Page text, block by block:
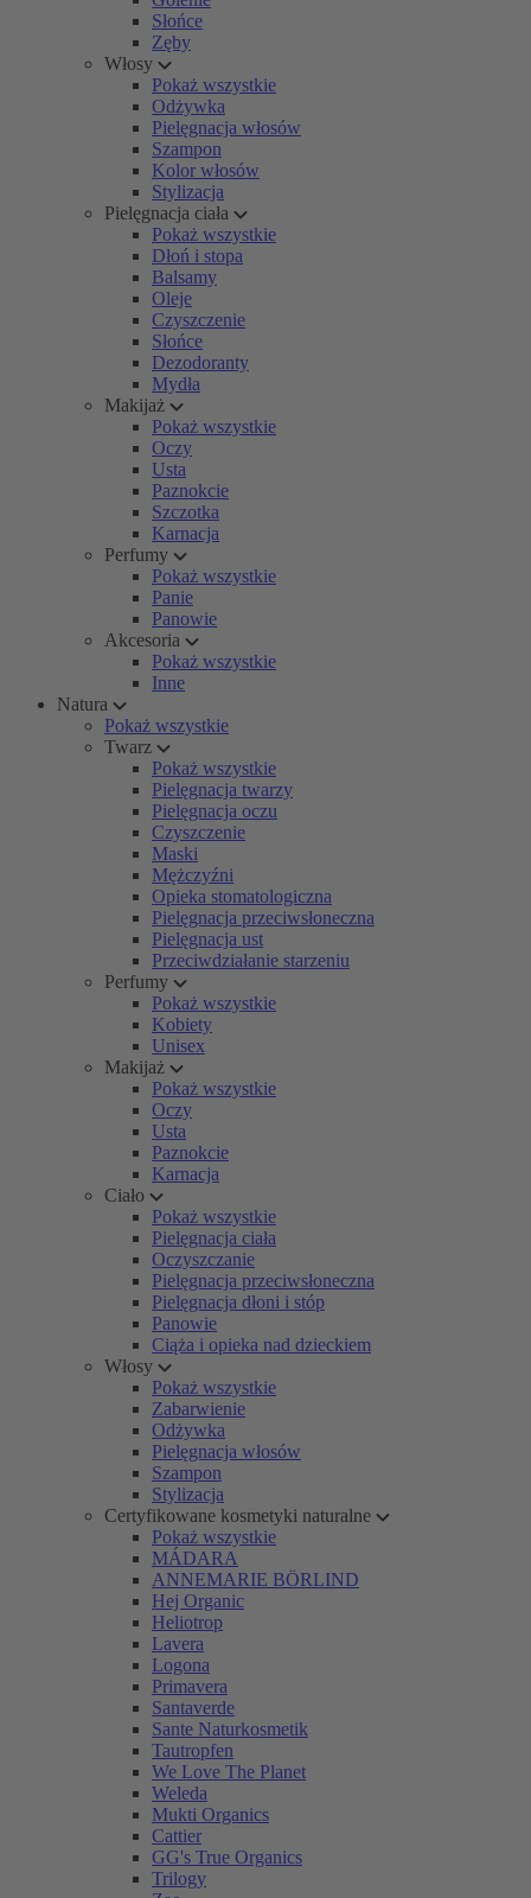
Słońce
Zęby
Włosy
Pokaż wszystkie
Odżywka
Pielęgnacja włosów
Szampon
Kolor włosów
Stylizacja
Pielęgnacja ciała
Pokaż wszystkie
Dłoń i stopa
Balsamy
Oleje
Czyszczenie
Słońce
Dezodoranty
Mydła
Makijaż
Pokaż wszystkie
Oczy
Usta
Paznokcie
Szczotka
Karnacja
Perfumy
Pokaż wszystkie
Panie
Panowie
Akcesoria
Pokaż wszystkie
Inne
Natura
Pokaż wszystkie
Twarz
Pokaż wszystkie
Pielęgnacja twarzy
Pielęgnacja oczu
Czyszczenie
Maski
Mężczyźni
Opieka stomatologiczna
Pielęgnacja przeciwsłoneczna
Pielęgnacja ust
Przeciwdziałanie starzeniu
Perfumy
Pokaż wszystkie
Kobiety
Unisex
Makijaż
Pokaż wszystkie
Oczy
Usta
Paznokcie
Karnacja
Ciało
Pokaż wszystkie
Pielęgnacja ciała
Oczyszczanie
Pielęgnacja przeciwsłoneczna
Pielęgnacja dłoni i stóp
Panowie
Ciąża i opieka nad dzieckiem
Włosy
Pokaż wszystkie
Zabarwienie
Odżywka
Pielęgnacja włosów
Szampon
Stylizacja
Certyfikowane kosmetyki naturalne
Pokaż wszystkie
MÁDARA
ANNEMARIE BÖRLIND
Hej Organic
Heliotrop
Lavera
Logona
Primavera
Santaverde
Sante Naturkosmetik
Tautropfen
We Love The Planet
Weleda
Mukti Organics
Cattier
GG's True Organics
Trilogy